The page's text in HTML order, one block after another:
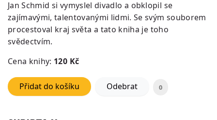
Jan Schmid si vymyslel divadlo a obklopil se
zajímavými, talentovanými lidmi. Se svým souborem
procestoval kraj světa a tato kniha je toho
svědectvím.
Cena knihy: 120 Kč
Přidat do košíku Odebrat 0